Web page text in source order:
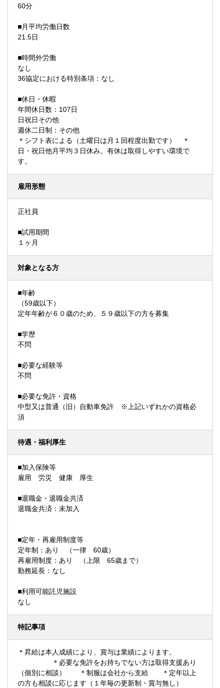
60分
■月平均労働日数
21.5日
■時間外労働
なし
36協定における特別条項：なし
■休日・休暇
年間休日数：107日
日祝日その他
週休二日制：その他
＊シフト表による（土曜日は月１回程度出勤です） ＊
日・祝日他月平均３日休み。有休は取得しやすい環境で
す。
雇用形態
正社員
■試用期間
１ヶ月
対象となる方
■年齢
（59歳以下）
定年年齢が６０歳のため、５９歳以下の方を募集
■学歴
不問
■必要な経験等
不問
■必要な免許・資格
中型又は普通（旧）自動車免許 ※上記いずれかの資格必
須
待遇・福利厚生
■加入保険等
雇用 労災 健康 厚生
■退職金・退職金共済
退職金共済：未加入
■定年・再雇用制度等
定年制：あり （一律 60歳）
再雇用制度：あり （上限 65歳まで）
勤務延長：なし
■利用可能託児施設
なし
特記事項
＊昇給は本人成績により、賞与は業績によります。
＊必要な免許をお持ちでない方は取得支援あり
（個別に相談） ＊制服は会社から支給 ＊定年以上
の方も相談に応じます（１年毎の更新制・賞与無し）